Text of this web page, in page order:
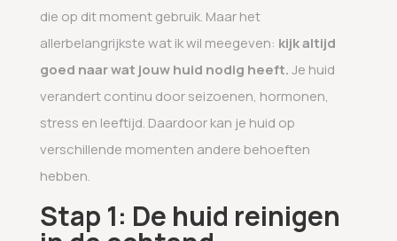
die op dit moment gebruik. Maar het
allerbelangrijkste wat ik wil meegeven: kijk altijd
goed naar wat jouw huid nodig heeft.Je huid
verandert continu door seizoenen, hormonen,
stress en leeftijd. Daardoor kan je huid op
verschillende momenten andere behoeften
hebben.
Stap 1: De huid reinigen